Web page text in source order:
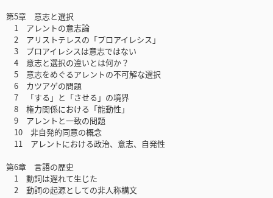
第5章 意志と選択
1 アレントの意志論
2 アリストテレスの「プロアイレシス」
3 プロアイレシスは意志ではない
4 意志と選択の違いとは何か？
5 意志をめぐるアレントの不可解な選択
6 カツアゲの問題
7 「する」と「させる」の境界
8 権力関係における「能動性」
9 アレントと一致の問題
10 非自発的同意の概念
11 アレントにおける政治、意志、自発性
第6章 言語の歴史
1 動詞は遅れて生じた
2 動詞の起源としての非人称構文